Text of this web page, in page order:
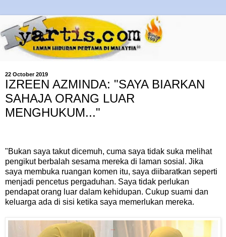
22 October 2019
IZREEN AZMINDA: "SAYA BIARKAN
SAHAJA ORANG LUAR
MENGHUKUM..."
"Bukan saya takut dicemuh, cuma saya tidak suka melihat
pengikut berbalah sesama mereka di laman sosial. Jika
saya membuka ruangan komen itu, saya diibaratkan seperti
menjadi pencetus pergaduhan. Saya tidak perlukan
pendapat orang luar dalam kehidupan. Cukup suami dan
keluarga ada di sisi ketika saya memerlukan mereka.